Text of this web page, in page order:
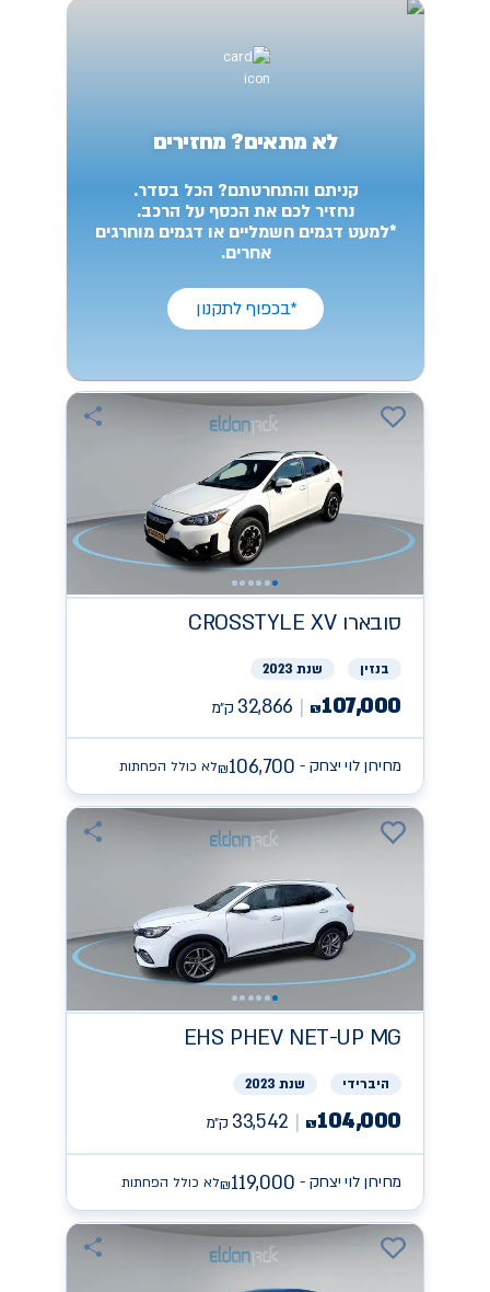
לא מתאים? מחזירים
קניתם והתחרטתם? הכל בסדר.
נחזיר לכם את הכסף על הרכב.
*למעט דגמים חשמליים או דגמים מוחרגים
אחרים.
*בכפוף לתקנון
סובארוCROSSTYLE XV
בנזין שנת 2023
₪107,000
32,866 ק״מ
מחירון לוי יצחק - ₪106,700 לא כולל הפחתות
MG
EHS PHEV NET-UP
היברידי שנת 2023
₪104,000
33,542 ק״מ
מחירון לוי יצחק - ₪119,000 לא כולל הפחתות